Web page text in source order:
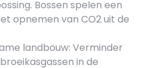
Bossen spelen een
opnemen van CO2 uit de
landbouw: Verminder
in de